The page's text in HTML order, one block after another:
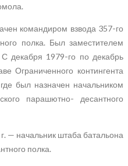
командиром взвода 357-го
полка. Был заместителем
декабря 1979-го по декабрь
Ограниченного контингента
был назначен начальником
парашютно- десантного
— начальник штаба батальона
полка.